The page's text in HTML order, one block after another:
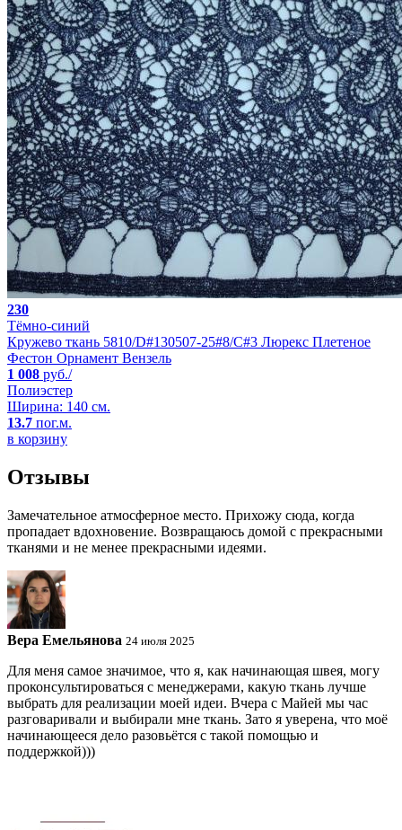
230
Тёмно-синий
Кружево ткань 5810/D#130507-25#8/C#3 Люрекс Плетеное
Фестон Орнамент Вензель
1 008 руб./
Полиэстер
Ширина: 140 см.
13.7 пог.м.
в корзину
Отзывы
Замечательное атмосферное место. Прихожу сюда, когда
пропадает вдохновение. Возвращаюсь домой с прекрасными
тканями и не менее прекрасными идеями.
Вера Емельянова 24 июля 2025
Для меня самое значимое, что я, как начинающая швея, могу
проконсультироваться с менеджерами, какую ткань лучше
выбрать для реализации моей идеи. Вчера с Майей мы час
разговаривали и выбирали мне ткань. Зато я уверена, что моё
начинающееся дело разовьётся с такой помощью и
поддержкой)))